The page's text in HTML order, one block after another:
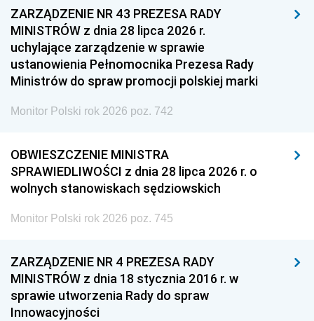
ZARZĄDZENIE NR 43 PREZESA RADY
MINISTRÓW z dnia 28 lipca 2026 r.
uchylające zarządzenie w sprawie
ustanowienia Pełnomocnika Prezesa Rady
Ministrów do spraw promocji polskiej marki
Monitor Polski rok 2026 poz. 742
OBWIESZCZENIE MINISTRA
SPRAWIEDLIWOŚCI z dnia 28 lipca 2026 r. o
wolnych stanowiskach sędziowskich
Monitor Polski rok 2026 poz. 745
ZARZĄDZENIE NR 4 PREZESA RADY
MINISTRÓW z dnia 18 stycznia 2016 r. w
sprawie utworzenia Rady do spraw
Innowacyjności